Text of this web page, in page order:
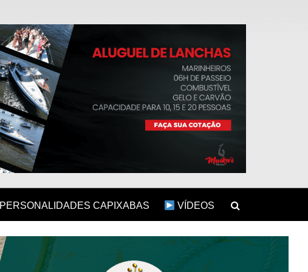
PERSONALIDADES CAPIXABAS VÍDEOS